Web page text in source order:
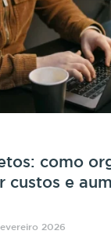
como
custos e
2026